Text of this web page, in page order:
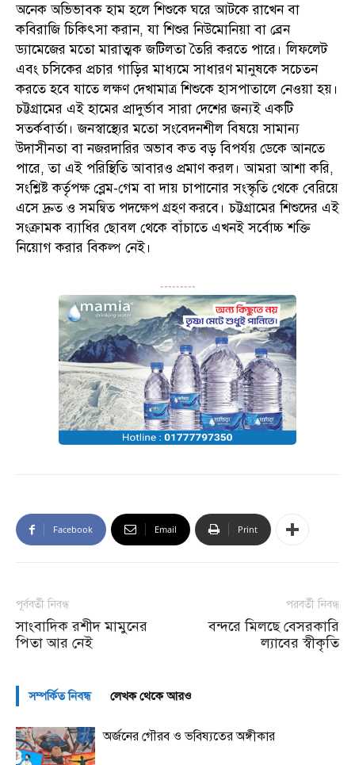
অনেক অভিভাবক হাম হলে শিশুকে ঘরে আটকে রাখেন বা
কবিরাজি চিকিৎসা করান, যা শিশুর নিউমোনিয়া বা ব্রেন
ড্যামেজের মতো মারাত্মক জটিলতা তৈরি করতে পারে। লিফলেট
এবং চসিকের প্রচার গাড়ির মাধ্যমে সাধারণ মানুষকে সচেতন
করতে হবে যাতে লক্ষণ দেখামাত্র শিশুকে হাসপাতালে নেওয়া হয়।
চট্টগ্রামের এই হামের প্রাদুর্ভাব সারা দেশের জন্যই একটি
সতর্কবার্তা। জনস্বাস্থ্যের মতো সংবেদনশীল বিষয়ে সামান্য
উদাসীনতা বা নজরদারির অভাব কত বড় বিপর্যয় ডেকে আনতে
পারে, তা এই পরিস্থিতি আবারও প্রমাণ করল। আমরা আশা করি,
সংশ্লিষ্ট কর্তৃপক্ষ ব্লেম-গেম বা দায় চাপানোর সংস্কৃতি থেকে বেরিয়ে
এসে দ্রুত ও সমন্বিত পদক্ষেপ গ্রহণ করবে। চট্টগ্রামের শিশুদের এই
সংক্রামক ব্যাধির ছোবল থেকে বাঁচাতে এখনই সর্বোচ্চ শক্তি
নিয়োগ করার বিকল্প নেই।
---------
Facebook Email Print
পূর্ববর্তী নিবন্ধ
সাংবাদিক রশীদ মামুনের
পিতা আর নেই
পরবর্তী নিবন্ধ
বন্দরে মিলছে বেসরকারি
ল্যাবের স্বীকৃতি
সম্পর্কিত নিবন্ধ লেখক থেকে আরও
অর্জনের গৌরব ও ভবিষ্যতের অঙ্গীকার